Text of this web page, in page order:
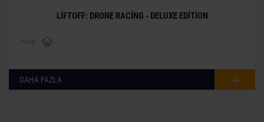
LIFTOFF: DRONE RACING - DELUXE EDITION
DAHA FAZLA